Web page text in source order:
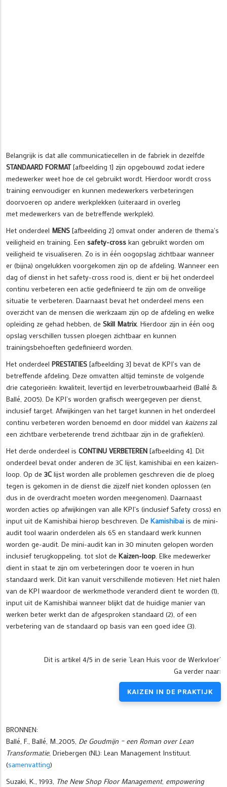
Belangrijk is dat alle communicatiecellen in de fabriek in dezelfde
STANDAARD FORMAT[afbeelding 1] zijn opgebouwd zodat iedere
medewerker weet hoe de cel gebruikt wordt. Hierdoor wordt cross
training eenvoudiger en kunnen medewerkers verbeteringen
doorvoeren op andere werkplekken (uiteraard in overleg
met medewerkers van de betreffende werkplek).
Het onderdeel MENS [afbeelding 2] omvat onder anderen de thema's
veiligheid en training. Een safety-cross kan gebruikt worden om
veiligheid te visualiseren. Zo is in één oogopslag zichtbaar wanneer
er (bijna) ongelukken voorgekomen zijn op de afdeling. Wanneer een
dag of dienst in het safety-cross rood is, dient er bij het onderdeel
continu verbeteren een actie gedefinieerd te zijn om de onveilige
situatie te verbeteren. Daarnaast bevat het onderdeel mens een
overzicht van de mensen die werkzaam zijn op de afdeling en welke
opleiding ze gehad hebben, de Skill Matrix . Hierdoor zijn in één oog
opslag verschillen tussen ploegen zichtbaar en kunnen
trainingsbehoeften gedefinieerd worden.
Het onderdeel PRESTATIES [afbeelding 3] bevat de KPI's van de
betreffende afdeling. Deze omvatten altijd teminste de volgende
drie categorieën: kwaliteit, levertijd en leverbetrouwbaarheid (Ballé &
Ballé, 2005). De KPI's worden grafisch weergegeven per dienst,
inclusief target. Afwijkingen van het target kunnen in het onderdeel
continu verbeteren worden benoemd en door middel van kaizenszal
een zichtbare verbeterende trend zichtbaar zijn in de grafiek(en).
Het derde onderdeel is CONTINU VERBETEREN [afbeelding 4]. Dit
onderdeel bevat onder anderen de 3C lijst, kamishibai en een kaizen-
loop. Op de 3C lijst worden alle problemen geschreven die de ploeg
tegen is gekomen in de dienst die zijzelf niet konden oplossen (en
dus in de overdracht moeten worden meegenomen). Daarnaast
worden acties op afwijkingen van alle KPI's (inclusief Safety cross) en
input uit de Kamishibai hierop beschreven. De Kamishibai is de mini-
audit tool waarin onderdelen als 6S en standaard werk kunnen
worden ge-audit. De mini-audit kan in 30 minuten gelopen worden
inclusief terugkoppeling. tot slot de Kaizen-loop . Elke medewerker
dient in staat te zijn om verbeteringen door te voeren in hun
standaard werk. Dit kan vanuit verschillende motieven: Het niet halen
van de KPI waardoor de werkmethode veranderd dient te worden (1),
input uit de Kamishibai wanneer blijkt dat de huidige manier van
werken beter werkt dan de afgesproken standaard (2), of een
verbetering van de standaard op basis van een goed idee (3).
Dit is artikel 4/5 in de serie ‘Lean Huis voor de Werkvloer’
Ga verder naar:
KAIZEN IN DE PRAKTIJK
BRONNEN:
Ballé, F., Ballé, M.,2005, De Goudmijn – een Roman over Lean
Transformatie, Driebergen (NL): Lean Management Instituut.
(samenvatting)
Suzaki, K., 1993, The New Shop Floor Management, empowering